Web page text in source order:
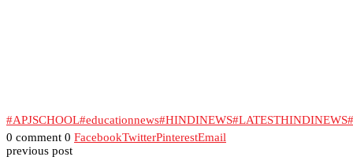
#APJSCHOOL#educationnews#HINDINEWS#LATESTHINDINEWS
0 comment 0 FacebookTwitterPinterestEmail
previous post